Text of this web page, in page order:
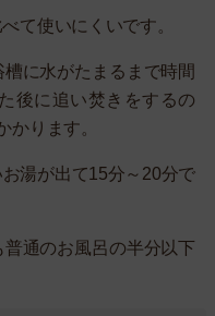
て使いにくいです。
に水がたまるまで時間
後に追い焚きをするの
かります。
湯が出て15分～20分で
通のお風呂の半分以下